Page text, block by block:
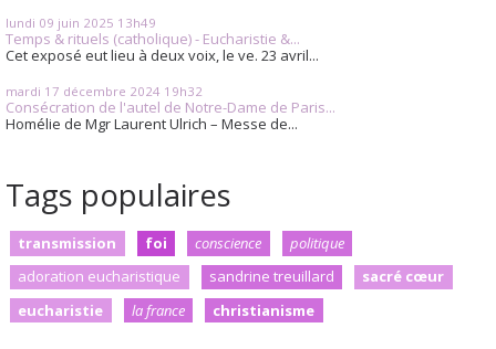
lundi 09 juin 2025 13h49
Temps & rituels (catholique) - Eucharistie &...
Cet exposé eut lieu à deux voix, le ve. 23 avril...
mardi 17 décembre 2024 19h32
Consécration de l'autel de Notre-Dame de Paris...
Homélie de Mgr Laurent Ulrich – Messe de...
Tags populaires
transmission foi conscience
politique
adoration eucharistique
sandrine treuillard
sacré cœur
eucharistie
la france christianisme